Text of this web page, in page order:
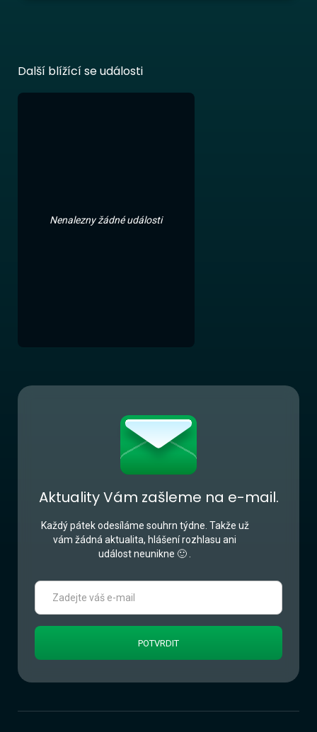
Další blížící se události
Nenalezny žádné události
Aktuality Vám zašleme na e-mail.
Každý pátek odesíláme souhrn týdne. Takže už
vám žádná aktualita, hlášení rozhlasu ani
událost neunikne 🙂 .